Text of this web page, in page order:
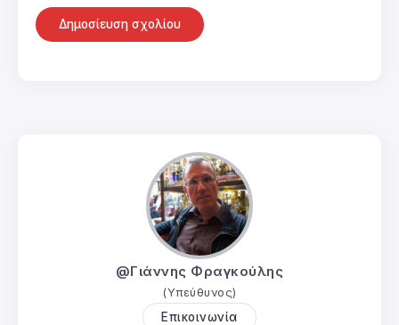
@Γιάννης Φραγκούλης
(Υπεύθυνος)
Επικοινωνία